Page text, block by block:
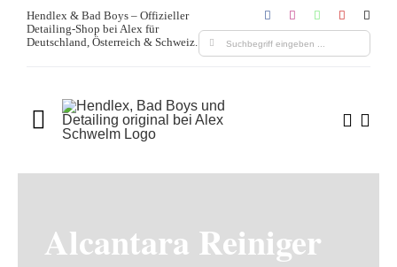
Zum
Inhalt
Hendlex & Bad Boys – Offizieller
Detailing-Shop bei Alex für
Deutschland, Österreich & Schweiz. Suche
Toggle
Home
Alcantara Reiniger